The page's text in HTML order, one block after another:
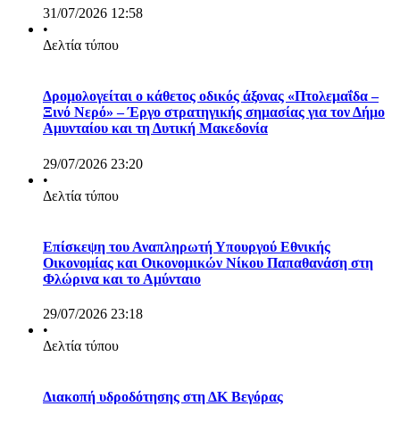
31/07/2026 12:58
•
Δελτία τύπου
Δρομολογείται ο κάθετος οδικός άξονας «Πτολεμαΐδα –
Ξινό Νερό» – Έργο στρατηγικής σημασίας για τον Δήμο
Αμυνταίου και τη Δυτική Μακεδονία
29/07/2026 23:20
•
Δελτία τύπου
Επίσκεψη του Αναπληρωτή Υπουργού Εθνικής
Οικονομίας και Οικονομικών Νίκου Παπαθανάση στη
Φλώρινα και το Αμύνταιο
29/07/2026 23:18
•
Δελτία τύπου
Διακοπή υδροδότησης στη ΔΚ Βεγόρας